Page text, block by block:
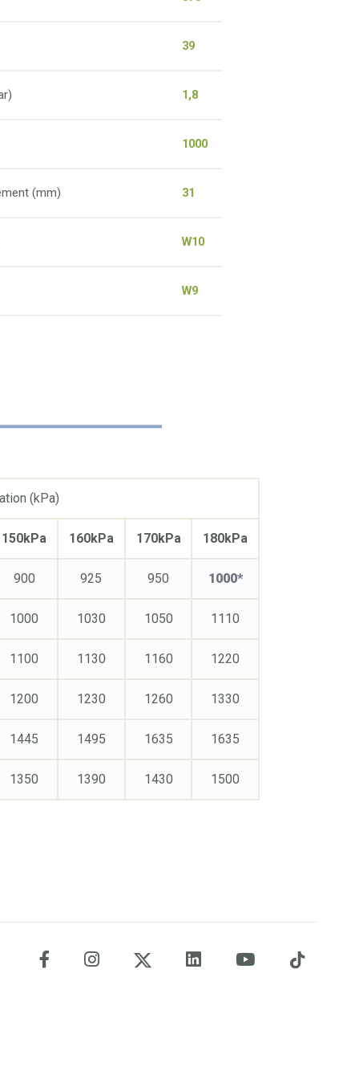
39
1,8
1000
(mm) 31
W10
W9
(kPa)
150kPa
900
1000
1100
1200
1445
1350
160kPa
925
1030
1130
1230
1495
1390
170kPa
950
1050
1160
1260
1635
1430
180kPa
1000*
1110
1220
1330
1635
1500